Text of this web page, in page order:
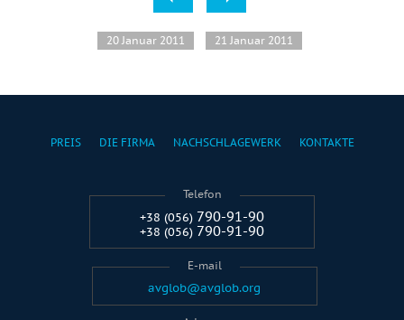
20 Januar 2011 21 Januar 2011
PREIS DIE FIRMA NACHSCHLAGEWERK KONTAKTE
Telefon
+38 (056) 790-91-90
+38 (056) 790-91-90
E-mail
avglob@avglob.org